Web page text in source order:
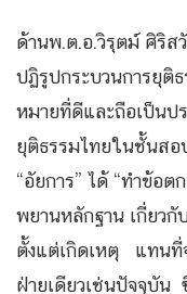
ด้านพ.ต.อ.วิรุตม์ ศิริส
ปฏิรูปกระบวนการยุติ
หมายที่ดีและถือเป็นป
ยุติธรรมไทยในชั้นสอ
“อัยการ” ได้ “ทำข้อต
พยานหลักฐาน เกี่ยวกั
ตั้งแต่เกิดเหตุ แทนที่
ฝ่ายเดียวเช่นปัจจุบัน